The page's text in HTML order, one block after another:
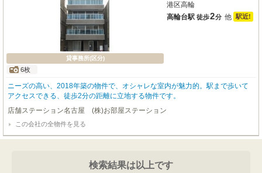
貸事務所(区分)
6枚
港区高輪
高輪台駅 徒歩2分 他 駅近!
ニーズの高い、2018年築の物件で、オシャレな室内が魅力的。駅まで歩いて
アクセスできる、徒歩2分の距離に立地する物件です。
店舗ステーション名古屋 (株)お部屋ステーション
この会社の全物件を見る
検索結果は以上です